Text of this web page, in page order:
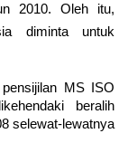
2010. Oleh itu,
diminta untuk
MS ISO
beralih
selewat-lewatnya